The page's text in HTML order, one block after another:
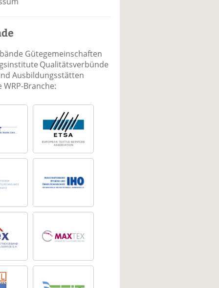
Gütegemeinschaften
Qualitätsverbünde
Ausbildungsstätten
Branche: